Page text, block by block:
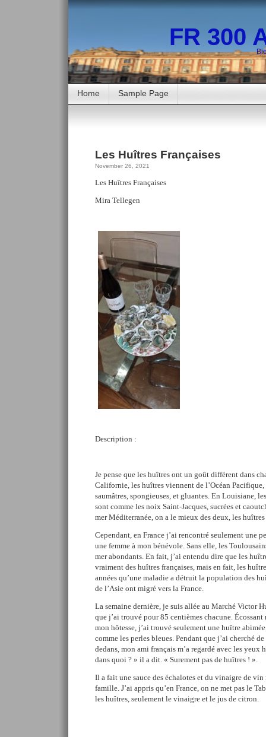
FR 300
Home Sample Page
Les Huîtres Françaises
November 26, 2021
Les Huîtres Françaises
Mira Tellegen
Description :
Je pense que les huîtres ont un goût différent dans
Californie, les huîtres viennent de l’Océan
saumâtres, spongieuses, et gluantes. En Louisiane,
sont comme les noix Saint-Jacques, sucrées et
mer Méditerranée, on a le mieux des deux, les huîtres
Cependant, en France j’ai rencontré seulement une
une femme à mon bénévole. Sans elle, les
mer abondants. En fait, j’ai entendu dire que les
vraiment des huîtres françaises, mais en fait, les
années qu’une maladie a détruit la population des
de l’Asie ont migré vers la France.
La semaine dernière, je suis allée au Marché Victor
que j’ai trouvé pour 85 centièmes chacune. Écossant
mon hôtesse, j’ai trouvé seulement une huître
comme les perles bleues. Pendant que j’ai cherché
dedans, mon ami français m’a regardé avec les yeux
dans quoi ? » il a dit. « Surement pas de huîtres ! ».
Il a fait une sauce des échalotes et du vinaigre de
famille. J’ai appris qu’en France, on ne met pas le
les huîtres, seulement le vinaigre et le jus de citron.